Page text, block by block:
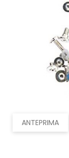
ANTEPRIMA